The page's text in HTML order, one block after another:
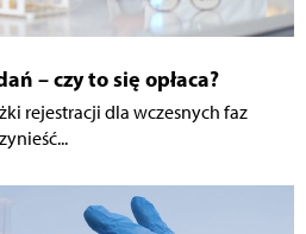
– czy to się opłaca?
rejestracji dla wczesnych faz